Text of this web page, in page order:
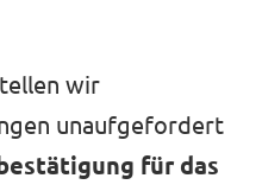
wir
unaufgefordert
für das